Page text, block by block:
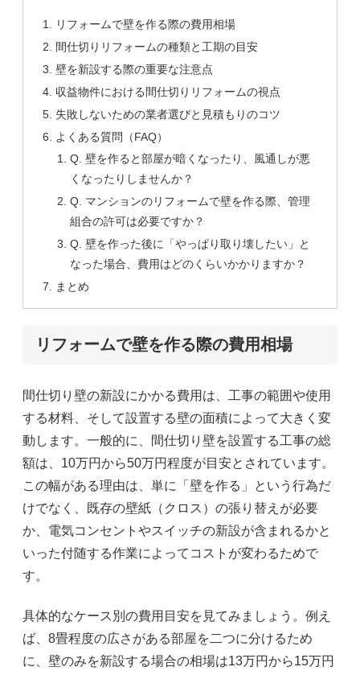
リフォームで壁を作る際の費用相場
間仕切りリフォームの種類と工期の目安
壁を新設する際の重要な注意点
収益物件における間仕切りリフォームの視点
失敗しないための業者選びと見積もりのコツ
よくある質問（FAQ）
Q. 壁を作ると部屋が暗くなったり、風通しが悪
くなったりしませんか？
Q. マンションのリフォームで壁を作る際、管理
組合の許可は必要ですか？
Q. 壁を作った後に「やっぱり取り壊したい」と
なった場合、費用はどのくらいかかりますか？
まとめ
リフォームで壁を作る際の費用相場
間仕切り壁の新設にかかる費用は、工事の範囲や使用
する材料、そして設置する壁の面積によって大きく変
動します。一般的に、間仕切り壁を設置する工事の総
額は、10万円から50万円程度が目安とされています。
この幅がある理由は、単に「壁を作る」という行為だ
けでなく、既存の壁紙（クロス）の張り替えが必要
か、電気コンセントやスイッチの新設が含まれるかと
いった付随する作業によってコストが変わるためで
す。
具体的なケース別の費用目安を見てみましょう。例え
ば、8畳程度の広さがある部屋を二つに分けるため
に、壁のみを新設する場合の相場は13万円から15万円